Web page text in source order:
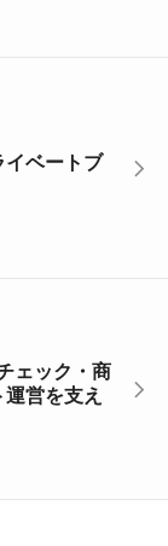
イベートブ
ェック・商
営を支え